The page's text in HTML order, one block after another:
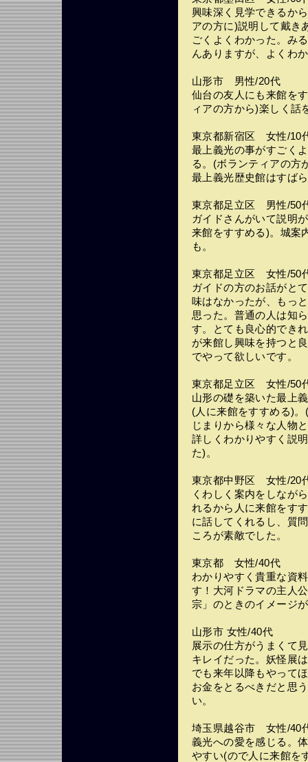
興味深く見学できるか
アの方に)説明して戴き
ごくよくわかった。み
んありますが、よくわ
山形市 男性/20代
仙台の友人にも来館を
ィアの方から)楽しく話
東京都新宿区 女性/10
最上義光の事がすごく
る。(ボランティアの方
最上義光歴史館はすば
東京都足立区 男性/50
ガイドさんがいて説明
来館をすすめる)。城案
も。
東京都足立区 女性/50
ガイドの方のお話がと
味はなかったが、もっ
思った。普通の人は知
す。とても良心的でき
が来館し興味を持つと
でやって欲しいです。
東京都足立区 女性/50
山形の礎を築いた最上
(人に来館をすすめる)
じまりから様々な人物
詳しくわかりやすく説
た)。
東京都中野区 女性/20
くわしく案内をしなが
れるから人に来館をす
に話してくれるし、質
ころが素敵でした。
東京都 女性/40代
わかりやすく貴重な資
す！大河ドラマの主人
宗」のときのイメージ
山形市 女性/40代
展示の仕方がうまくて
キレイだった。妖怪展
でも来年以降もやって
お金をとるべきだと思
い。
埼玉県越谷市 女性/40
義光への愛を感じる。
やすい(ので人に来館を